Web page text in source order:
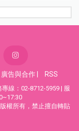
廣告與合作 RSS
線：02-8712-5959 | 服
權所有，禁止擅自轉貼